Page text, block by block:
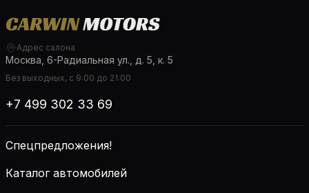
Адрес салона
Москва, 6-Радиальная ул., д. 5, к. 5
Без выходных, с 9:00 до 21:00
+7 499 302 33 69
Спецпредложения!
Каталог автомобилей